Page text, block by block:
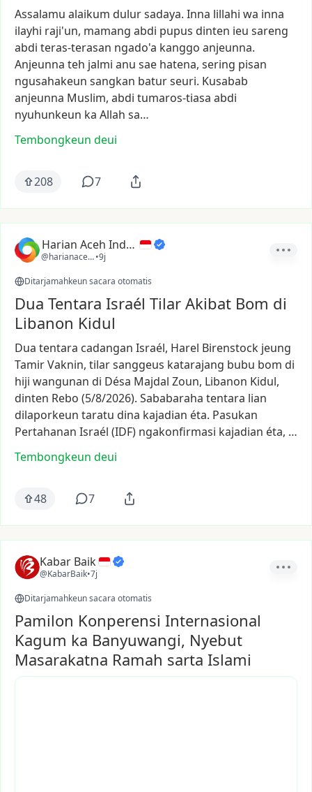
Assalamu alaikum dulursadaya. Inna lillahi wa inna
ilayhi raji'un, mamang abdi pupus dinten ieu sareng
abdi teras-terasan ngado'a kanggo anjeunna.
Anjeunna teh jalmi anu sae hatena, sering pisan
ngusahakeun sangkan baturseuri. Kusabab
anjeunna Muslim, abdi tumaros-tiasa abdi
nyuhunkeun ka Allah sa…
Tembongkeun deui
208 7
Harian Aceh Indonesia
@harianacehindonesia
•9j
Ditarjamahkeun sacara otomatis
Dua Tentara Israél Tilar Akibat Bom di
Libanon Kidul
Dua tentara cadangan Israél, Harel Birenstock jeung
TamirVaknin, tilarsanggeus katarajang bubu bom di
hiji wangunan di Désa Majdal Zoun, Libanon Kidul,
dinten Rebo (5/8/2026). Sababaraha tentara lian
dilaporkeun taratu dina kajadian éta. Pasukan
Pertahanan Israél (IDF) ngakonfirmasi kajadian éta, …
Tembongkeun deui
48 7
Kabar Baik
@KabarBaik•7j
Ditarjamahkeun sacara otomatis
Pamilon Konperensi Internasional
Kagum ka Banyuwangi, Nyebut
Masarakatna Ramah sarta Islami